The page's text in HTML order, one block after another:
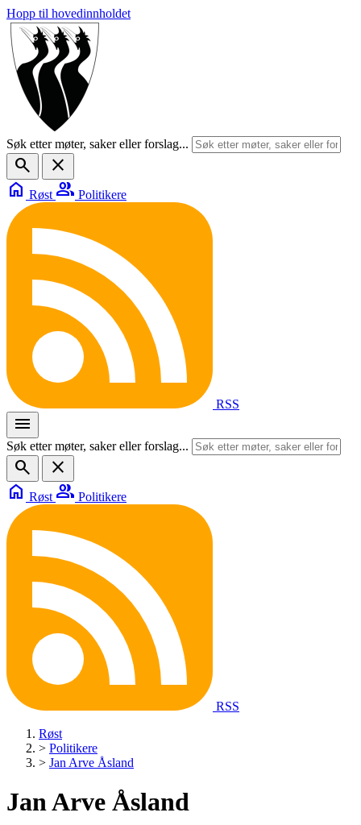
Hopp til hovedinnholdet
Søk etter møter, saker eller forslag...
search
close
home Røst group Politikere
RSS
menu
Søk etter møter, saker eller forslag...
search
close
home Røst group Politikere
RSS
Røst
> Politikere
> Jan Arve Åsland
Jan Arve Åsland